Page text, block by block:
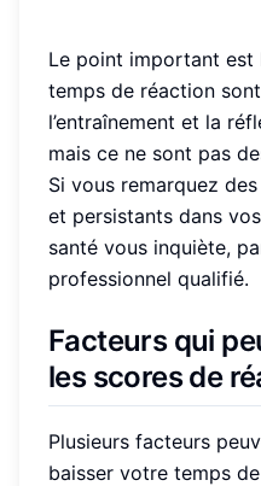
Le point important est
temps de réaction
l’entraînement et la
mais ce ne sont pas
Si vous remarquez
et persistants dans
santé vous inquiète,
professionnel qualifié.
Facteurs qui
les scores de
Plusieurs facteurs
baisser votre temps